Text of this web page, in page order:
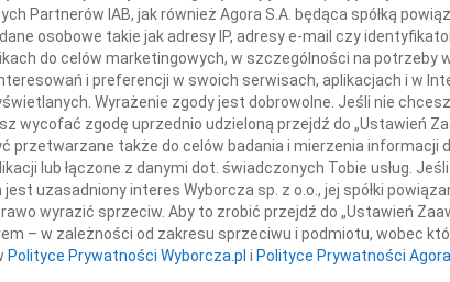
współczucia
Panu
INNE
Jacek
Z
W
Partnerów IAB, jak również Agora S.A. będąca spółką
osobowe takie jak adresy IP, adresy e-mail czy
do celów marketingowych, w szczególności na potrzeby
i preferencji w swoich serwisach, aplikacjach i w
Wyrażenie zgody jest dobrowolne. Jeśli nie
wycofać zgodę uprzednio udzieloną przejdź do „Ustawień
przetwarzane także do celów badania i mierzenia informacji
lub łączone z danymi dot. świadczonych Tobie usług.
uzasadniony interes Wyborcza sp. z o.o., jej spółki
wyrazić sprzeciw. Aby to zrobić przejdź do „Ustawień
– w zależności od zakresu sprzeciwu i podmiotu, wobec
Polityce Prywatności Wyborcza.pl i Polityce Prywatności Agora